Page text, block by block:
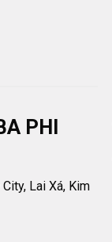
PHI
Lai Xá, Kim